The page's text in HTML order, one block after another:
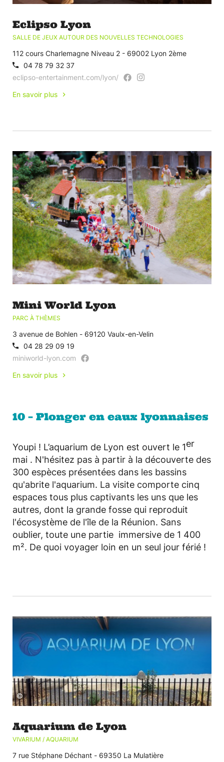
Eclipso Lyon
SALLE DE JEUX AUTOUR DES NOUVELLES TECHNOLOGIES
112 cours Charlemagne Niveau 2 - 69002 Lyon 2ème
04 78 79 32 37
eclipso-entertainment.com/lyon/
En savoir plus
©
Mini World Lyon
PARC À THÈMES
3 avenue de Bohlen - 69120 Vaulx-en-Velin
04 28 29 09 19
miniworld-lyon.com
En savoir plus
10 – Plonger en eaux lyonnaises
Youpi ! L’aquarium de Lyon est ouvert le 1er
mai . N'hésitez pas à partir à la découverte des
300 espèces présentées dans les bassins
qu'abrite l'aquarium. La visite comporte cinq
espaces tous plus captivants les uns que les
autres, dont la grande fosse qui reproduit
l'écosystème de l'île de la Réunion. Sans
oublier, toute une partie immersive de 1 400
m². De quoi voyager loin en un seul jour férié !
©
Aquarium de Lyon
VIVARIUM / AQUARIUM
7 rue Stéphane Déchant - 69350 La Mulatière